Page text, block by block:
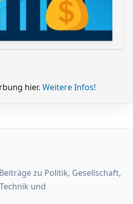
hier. Weitere Infos!
zu Politik, Gesellschaft,
und